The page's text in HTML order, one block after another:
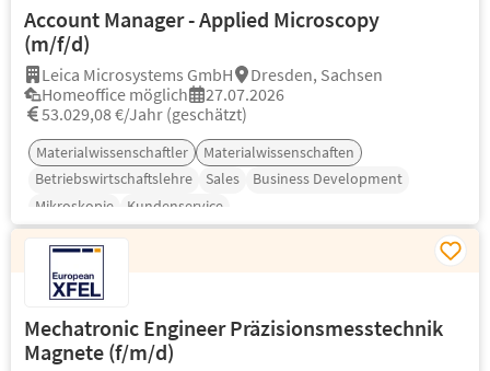
Account Manager - Applied Microscopy
(m/f/d)
Leica Microsystems GmbH
Dresden, Sachsen
Homeoffice möglich
27.07.2026
53.029,08 €/Jahr (geschätzt)
Materialwissenschaftler
Materialwissenschaften
Betriebswirtschaftslehre
Sales
Business Development
Mikroskopie
Kundenservice
Mechatronic Engineer Präzisionsmesstechnik
Magnete (f/m/d)